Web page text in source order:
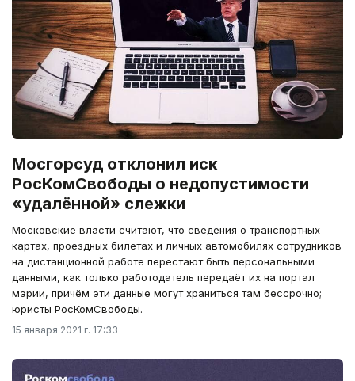
Мосгорсуд отклонил иск
РосКомСвободы о недопустимости
«удалённой» слежки
Московские власти считают, что сведения о транспортных
картах, проездных билетах и личных автомобилях сотрудников
на дистанционной работе перестают быть персональными
данными, как только работодатель передаёт их на портал
мэрии, причём эти данные могут храниться там бессрочно;
юристы РосКомСвободы.
15 января 2021 г. 17:33